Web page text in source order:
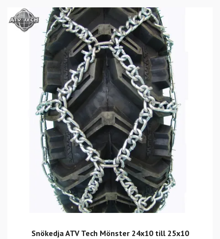
Snökedja ATV Tech Mönster 24x10 till 25x10